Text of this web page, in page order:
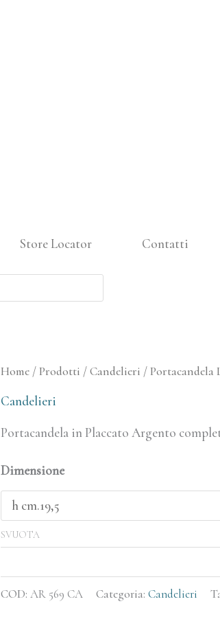
Store Locator Contatti
Home /Prodotti /Candelieri / Portacandela
Candelieri
Portacandela in Placcato Argento
Dimensione
SVUOTA
Portacandela
Love
COD: AR 569 CA Categoria: Candelieri